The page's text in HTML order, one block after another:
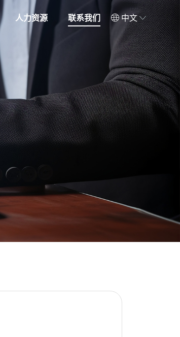
人力资源
人才理念
招聘岗位
联系我们  中文 
中文
EN